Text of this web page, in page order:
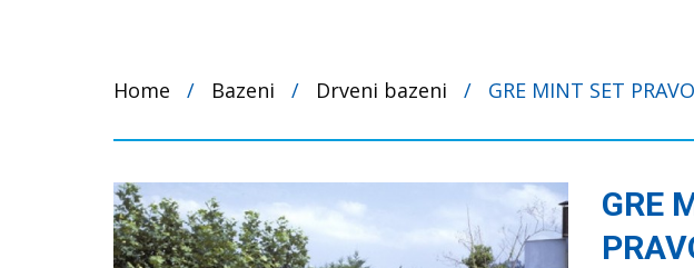
Home / Bazeni / Drveni bazeni / GRE MINT SET
GRE